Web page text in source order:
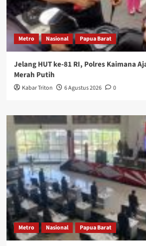
Metro Nasional Papua Barat
Jelang HUT ke-81 RI, Polres Kaimana
Merah Putih
Kabar Triton 6 Agustus 2026 0
Metro Nasional Papua Barat